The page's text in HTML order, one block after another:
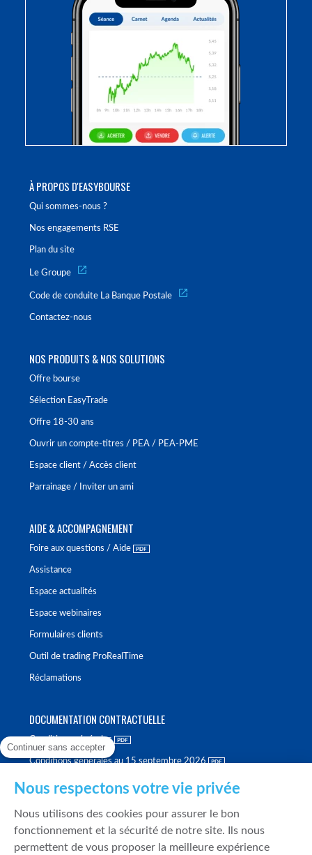
À PROPOS D'EASYBOURSE
Qui sommes-nous ?
Nos engagements RSE
Plan du site
Le Groupe
Code de conduite La Banque Postale
Contactez-nous
NOS PRODUITS & NOS SOLUTIONS
Offre bourse
Sélection EasyTrade
Offre 18-30 ans
Ouvrir un compte-titres / PEA / PEA-PME
Espace client / Accès client
Parrainage / Inviter un ami
AIDE & ACCOMPAGNEMENT
Foire aux questions / Aide
Assistance
Espace actualités
Espace webinaires
Formulaires clients
Outil de trading ProRealTime
Réclamations
DOCUMENTATION CONTRACTUELLE
Conditions générales
Conditions générales au 15 septembre 2026
Politique de meilleure sélection
Politique de durabilité
Continuer sans accepter
Nous respectons votre vie privée
Nous utilisons des cookies pour assurer le bon
fonctionnement et la sécurité de notre site. Ils nous
permettent de vous proposer la meilleure expérience